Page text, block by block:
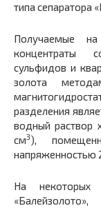
типа сепаратора
Получаемые на
концентраты
сульфидов и
золота
разделения
водный раствор
см3),
напряженностью
На некоторых